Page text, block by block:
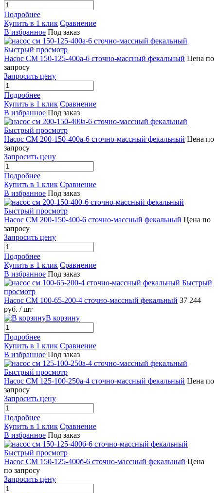
Подробнее
Купить в 1 клик Сравнение
В избранное Под заказ
Быстрый просмотр
Насос СМ 150-125-400а-6 сточно-массный фекальный Цена по
запросу
Запросить цену
Подробнее
Купить в 1 клик Сравнение
В избранное Под заказ
Быстрый просмотр
Насос СМ 200-150-400а-6 сточно-массный фекальный Цена по
запросу
Запросить цену
Подробнее
Купить в 1 клик Сравнение
В избранное Под заказ
Быстрый просмотр
Насос СМ 200-150-400-6 сточно-массный фекальный Цена по
запросу
Запросить цену
Подробнее
Купить в 1 клик Сравнение
В избранное Под заказ
Быстрый
просмотр
Насос СМ 100-65-200-4 сточно-массный фекальный 37 244
руб. / шт
В корзину
Подробнее
Купить в 1 клик Сравнение
В избранное Под заказ
Быстрый просмотр
Насос СМ 125-100-250а-4 сточно-массный фекальный Цена по
запросу
Запросить цену
Подробнее
Купить в 1 клик Сравнение
В избранное Под заказ
Быстрый просмотр
Насос СМ 150-125-400б-6 сточно-массный фекальный Цена
по запросу
Запросить цену